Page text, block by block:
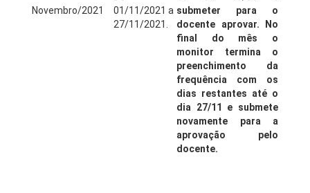
Novembro/2021
01/11/2021 a
27/11/2021.
submeter para o
docente aprovar. No
final do mês o
monitor termina o
preenchimento da
frequência com os
dias restantes até o
dia 27/11 e submete
novamente para a
aprovação pelo
docente.